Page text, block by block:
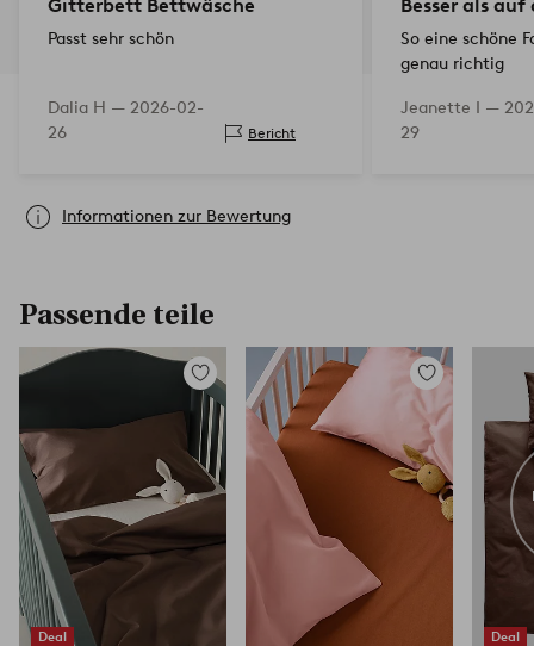
Gitterbett Bettwäsche
Passt sehr schön
Dalia H — 2026-02-
26
Bericht
Besser als
So eine schöne
genau richtig
Jeanette I —
29
Informationen zur Bewertung
Passende teile
Deal
Zu
Favoriten
hinzufügen
Zu
Favoriten
hinzufügen
Deal